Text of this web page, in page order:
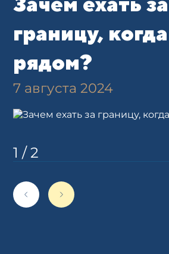
границу,
рядом?
7 августа 2024
1 /2